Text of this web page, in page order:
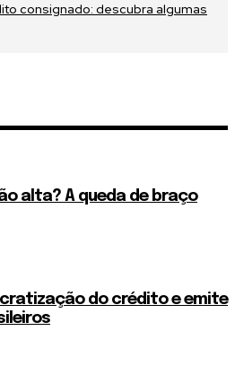
consignado: descubra algumas
alta? A queda de braço
do crédito e emite